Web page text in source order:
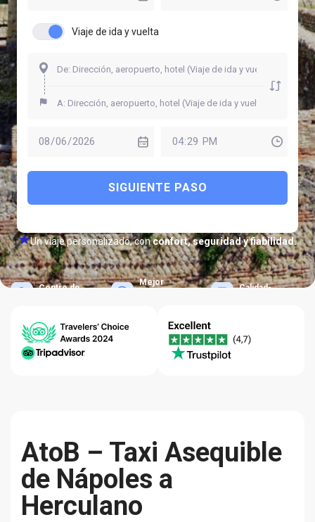
Viaje de ida y vuelta
SIGUIENTE PASO
Un viaje personalizado, conconfort, seguridad y fiabilidad.
Centro de
Mejor
Calidad-
AtoB – Taxi Asequible
de Nápoles a
Herculano